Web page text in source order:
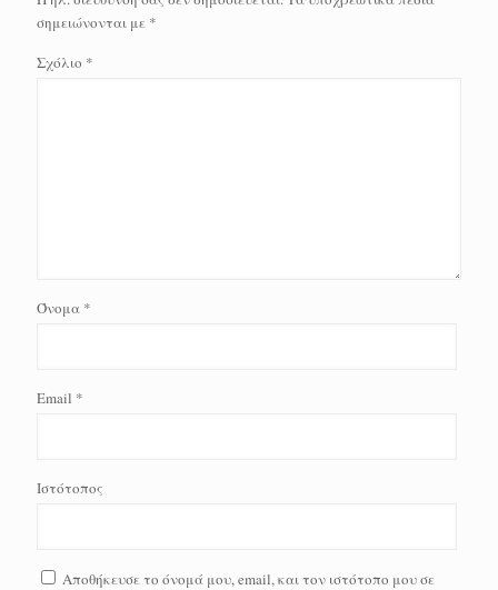
σημειώνονται με *
Σχόλιο *
Όνομα *
Email *
Ιστότοπος
Αποθήκευσε το όνομά μου, email, και τον ιστότοπο μου σε